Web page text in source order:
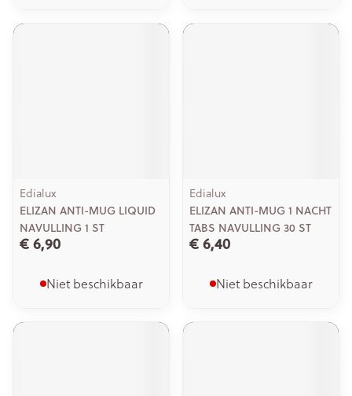
Edialux
ELIZAN ANTI-MUG LIQUID
NAVULLING 1 ST
€ 6,90
Niet beschikbaar
Edialux
ELIZAN ANTI-MUG 1 NACHT
TABS NAVULLING 30 ST
€ 6,40
Niet beschikbaar